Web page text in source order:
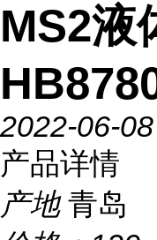
MS2液
2022-06-08
产品详情
产地 青岛